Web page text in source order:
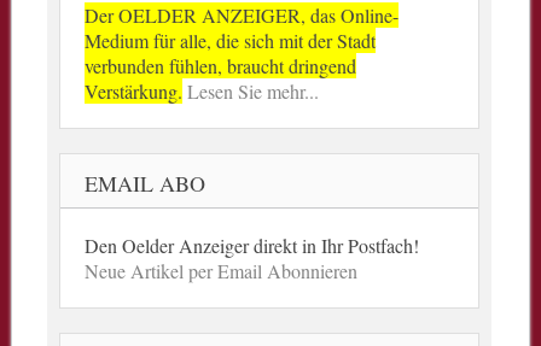
Der OELDER ANZEIGER, das Online-
Medium für alle, die sich mit der Stadt
verbunden fühlen, braucht dringend
Verstärkung. Lesen Sie mehr...
EMAIL ABO
Den Oelder Anzeiger direkt in Ihr Postfach!
Neue Artikel per Email Abonnieren